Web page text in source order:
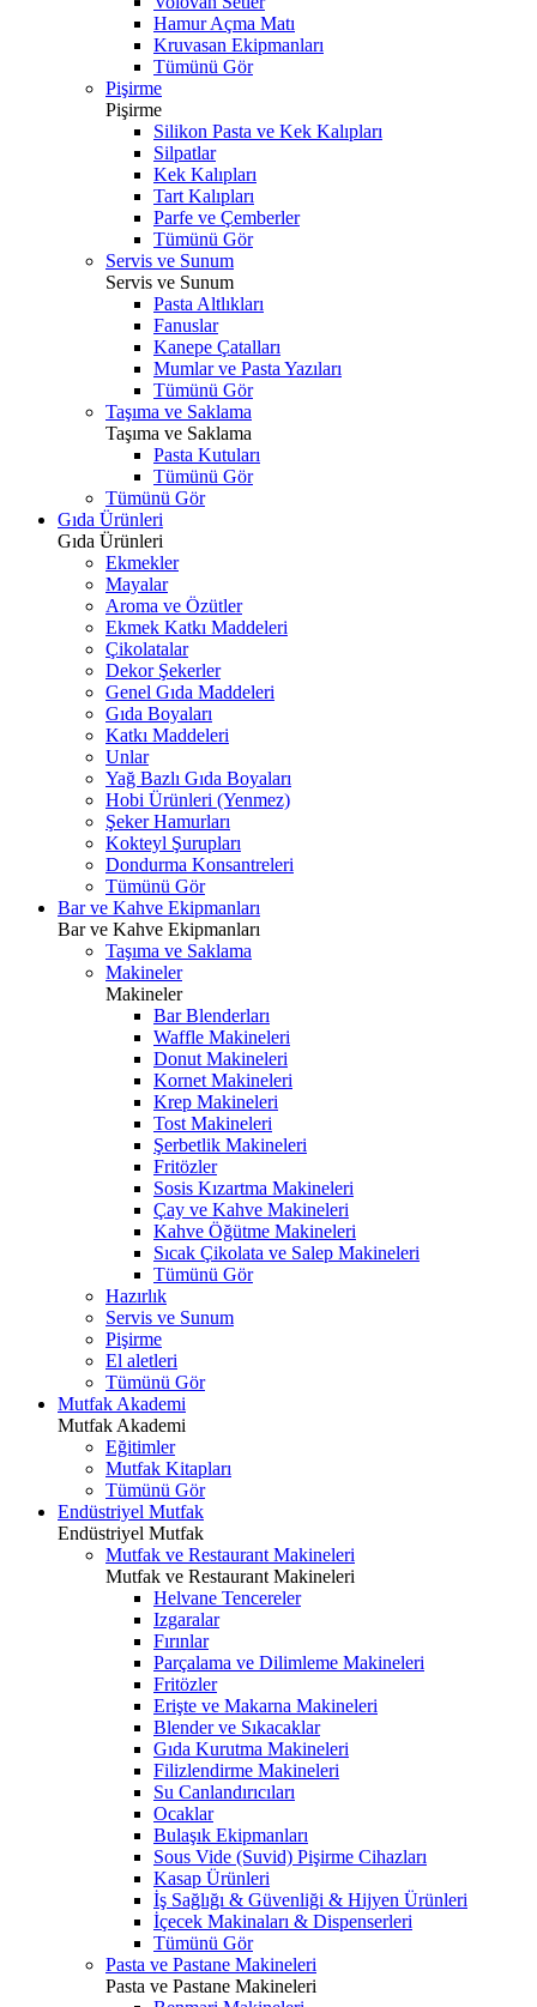
Hamur Açma Matı
Kruvasan Ekipmanları
Tümünü Gör
Pişirme
Pişirme
Silikon Pasta ve Kek Kalıpları
Silpatlar
Kek Kalıpları
Tart Kalıpları
Parfe ve Çemberler
Tümünü Gör
Servis ve Sunum
Servis ve Sunum
Pasta Altlıkları
Fanuslar
Kanepe Çatalları
Mumlar ve Pasta Yazıları
Tümünü Gör
Taşıma ve Saklama
Taşıma ve Saklama
Pasta Kutuları
Tümünü Gör
Tümünü Gör
Gıda Ürünleri
Gıda Ürünleri
Ekmekler
Mayalar
Aroma ve Özütler
Ekmek Katkı Maddeleri
Çikolatalar
Dekor Şekerler
Genel Gıda Maddeleri
Gıda Boyaları
Katkı Maddeleri
Unlar
Yağ Bazlı Gıda Boyaları
Hobi Ürünleri (Yenmez)
Şeker Hamurları
Kokteyl Şurupları
Dondurma Konsantreleri
Tümünü Gör
Bar ve Kahve Ekipmanları
Bar ve Kahve Ekipmanları
Taşıma ve Saklama
Makineler
Makineler
Bar Blenderları
Waffle Makineleri
Donut Makineleri
Kornet Makineleri
Krep Makineleri
Tost Makineleri
Şerbetlik Makineleri
Fritözler
Sosis Kızartma Makineleri
Çay ve Kahve Makineleri
Kahve Öğütme Makineleri
Sıcak Çikolata ve Salep Makineleri
Tümünü Gör
Hazırlık
Servis ve Sunum
Pişirme
El aletleri
Tümünü Gör
Mutfak Akademi
Mutfak Akademi
Eğitimler
Mutfak Kitapları
Tümünü Gör
Endüstriyel Mutfak
Endüstriyel Mutfak
Mutfak ve Restaurant Makineleri
Mutfak ve Restaurant Makineleri
Helvane Tencereler
Izgaralar
Fırınlar
Parçalama ve Dilimleme Makineleri
Fritözler
Erişte ve Makarna Makineleri
Blender ve Sıkacaklar
Gıda Kurutma Makineleri
Filizlendirme Makineleri
Su Canlandırıcıları
Ocaklar
Bulaşık Ekipmanları
Sous Vide (Suvid) Pişirme Cihazları
Kasap Ürünleri
İş Sağlığı & Güvenliği & Hijyen Ürünleri
İçecek Makinaları & Dispenserleri
Tümünü Gör
Pasta ve Pastane Makineleri
Pasta ve Pastane Makineleri